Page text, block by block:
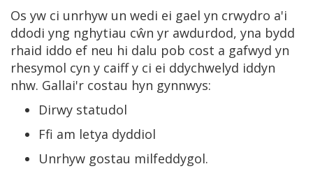
Os yw ci unrhyw un wedi ei gael yn crwydro a'i
ddodi yng nghytiau cŵn yr awdurdod, yna bydd
rhaid iddo ef neu hi dalu pob cost a gafwyd yn
rhesymol cyn y caiff y ci ei ddychwelyd iddyn
nhw. Gallai'r costau hyn gynnwys:
Dirwy statudol
Ffi am letya dyddiol
Unrhyw gostau milfeddygol.